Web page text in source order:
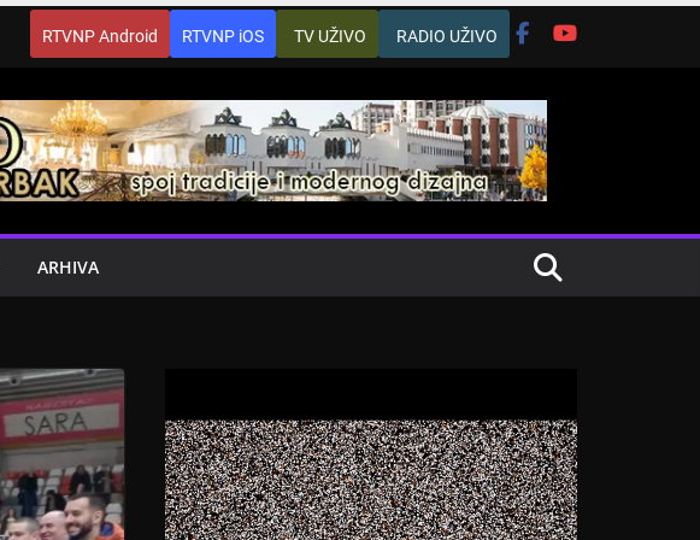
RTVNP Android RTVNP iOS TV UŽIVO RADIO UŽIVO
ARHIVA